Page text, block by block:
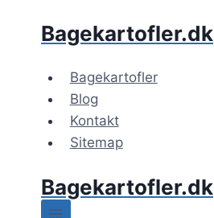
Bagekartofler.dk
Bagekartofler
Blog
Kontakt
Sitemap
Bagekartofler.dk